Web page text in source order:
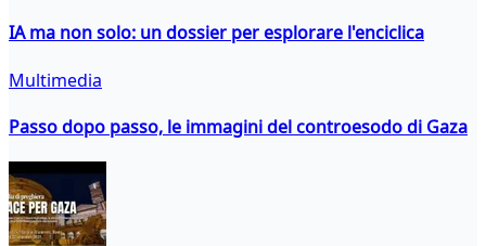
IA ma non solo: un dossier per esplorare l'enciclica
Multimedia
Passo dopo passo, le immagini del controesodo di Gaza